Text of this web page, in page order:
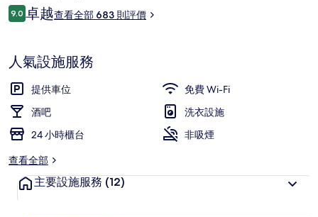
評
價
9.09.0 分，滿分 10 分，
卓越查看全部 683 則評價
人氣設施服務
提供車位
免費 Wi-Fi
酒吧
洗衣設施
24 小時櫃台
非吸煙
查看全部
主要設施服務 (12)